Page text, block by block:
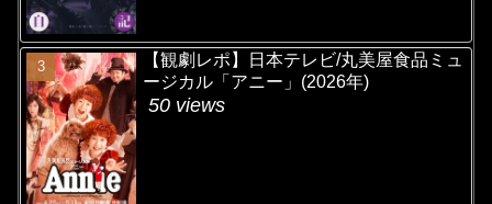
【観劇レポ】日本テレビ/丸美屋食品ミュ
ージカル「アニー」(2026年)
50 views